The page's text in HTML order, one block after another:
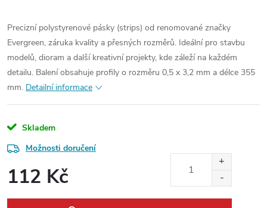
Precizní polystyrenové pásky (strips) od renomované značky
Evergreen, záruka kvality a přesných rozměrů. Ideální pro stavbu
modelů, dioram a další kreativní projekty, kde záleží na každém
detailu. Balení obsahuje profily o rozměru 0,5 x 3,2 mm a délce 355
mm. Detailní informace
Skladem
Možnosti doručení
112 Kč